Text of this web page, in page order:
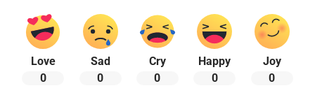
Love
0
Sad
0
Cry
0
Happy
0
Joy
0